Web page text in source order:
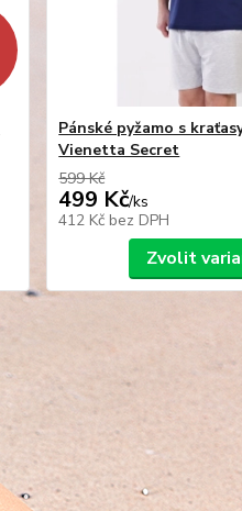
Pánské pyžamo s
Vienetta Secret
599 Kč
499 Kč/ks
412 Kč bez DPH
Zvolit